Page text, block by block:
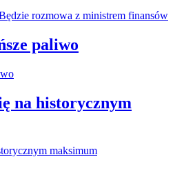
paliwo
na historycznym